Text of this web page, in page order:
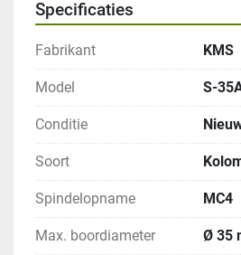
Specificaties
Fabrikant KMS
Model S-
Conditie
Soort
Spindelopname MC4
Max. boordiameter Ø 35